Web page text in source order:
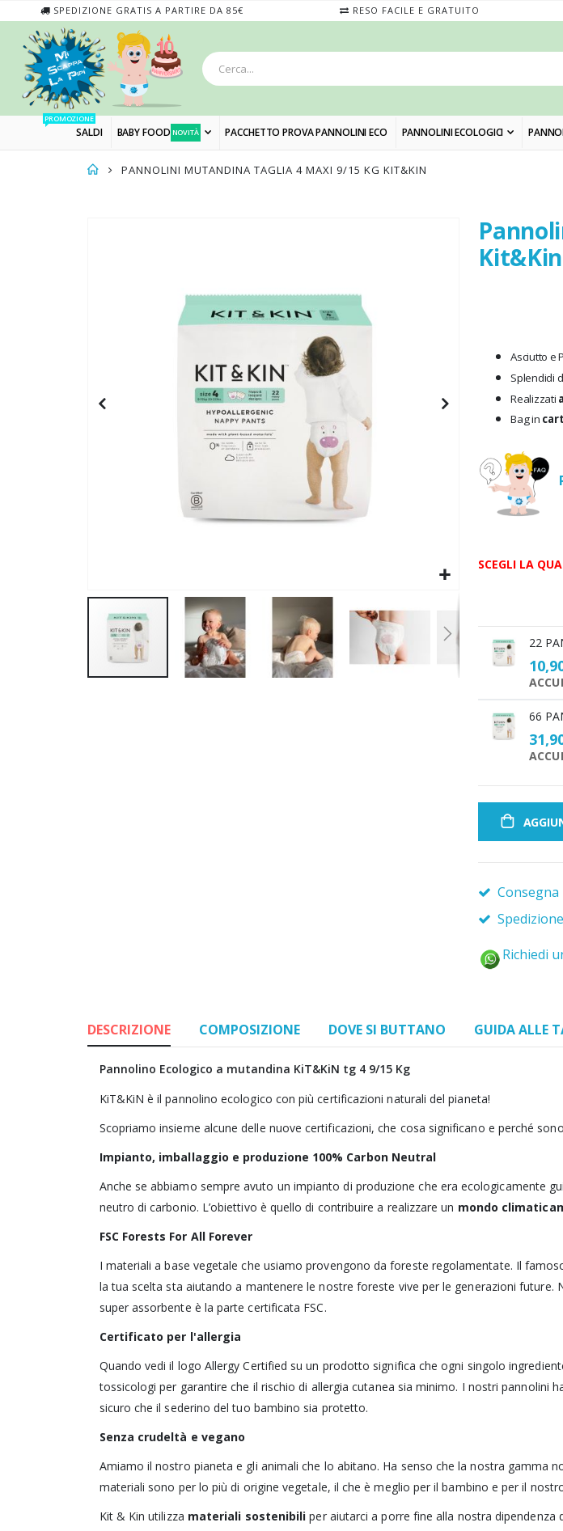
SPEDIZIONE GRATIS A PARTIRE DA 85€ RESO FACILE E GRATUITO
SALDI
PROMOZIONE
BABY FOOD NOVITÀ PACCHETTO PROVA PANNOLINI ECO PANNOLINI ECOLOGICI
PANNOLINI MUTANDINA TAGLIA 4 MAXI 9/15 KG KIT&KIN
Kit&Kin
Asciutto e
Splendidi
Realizzati
Bag in
SCEGLI LA
22
66
Richiedi
DESCRIZIONE
Pannolino Ecologico a mutandina KiT&KiN tg 4 9/15 Kg
KiT&KiN è il pannolino ecologico con più certificazioni naturali del pianeta!
Scopriamo insieme alcune delle nuove certificazioni, che cosa significano e perché
Impianto, imballaggio e produzione 100% Carbon Neutral
Anche se abbiamo sempre avuto un impianto di produzione che era ecologicamente
neutro di carbonio. L’obiettivo è quello di contribuire a realizzare un mondo
FSC Forests For All Forever
I materiali a base vegetale che usiamo provengono da foreste regolamentate. Il
la tua scelta sta aiutando a mantenere le nostre foreste vive per le generazioni
super assorbente è la parte certificata FSC.
Certificato per l'allergia
Quando vedi il logo Allergy Certified su un prodotto significa che ogni singolo
tossicologi per garantire che il rischio di allergia cutanea sia minimo. I nostri pannolini
sicuro che il sederino del tuo bambino sia protetto.
Senza crudeltà e vegano
Amiamo il nostro pianeta e gli animali che lo abitano. Ha senso che la nostra gamma
materiali sono per lo più di origine vegetale, il che è meglio per il bambino e per il
Kit & Kin utilizza materiali sostenibili per aiutarci a porre fine alla nostra
COMPOSIZIONE DOVE SI BUTTANO GUIDA ALLE